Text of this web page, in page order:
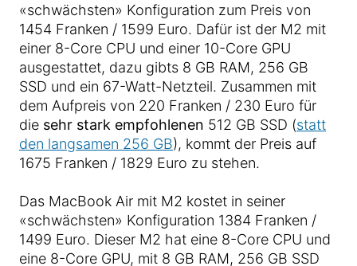
«schwächsten» Konfiguration zum Preis von
1454 Franken / 1599 Euro. Dafür ist der M2 mit
einer 8-Core CPU und einer 10-Core GPU
ausgestattet, dazu gibts 8 GB RAM, 256 GB
SSD und ein 67-Watt-Netzteil. Zusammen mit
dem Aufpreis von 220 Franken / 230 Euro für
die sehr stark empfohlenen 512 GB SSD (statt
den langsamen 256 GB), kommt der Preis auf
1675 Franken / 1829 Euro zu stehen.
Das MacBook Air mit M2 kostet in seiner
«schwächsten» Konfiguration 1384 Franken /
1499 Euro. Dieser M2 hat eine 8-Core CPU und
eine 8-Core GPU, mit 8 GB RAM, 256 GB SSD